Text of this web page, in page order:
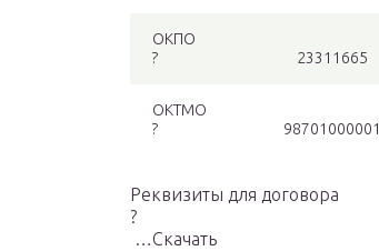
ОКПО
?
23311665
ОКТМО
?
98701000001
Реквизиты для договора
?
…Скачать